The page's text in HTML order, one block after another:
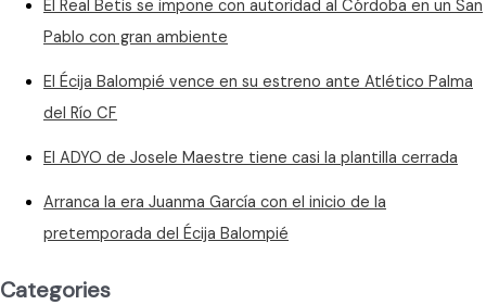
El Real Betis se impone con autoridad al Córdoba en un San
Pablo con gran ambiente
El Écija Balompié vence en su estreno ante Atlético Palma
del Río CF
El ADYO de Josele Maestre tiene casi la plantilla cerrada
Arranca la era Juanma García con el inicio de la
pretemporada del Écija Balompié
Categories